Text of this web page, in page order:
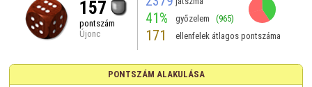
157
pontszám
Újonc
41% győzelem (965)
171 ellenfelek átlagos pontszáma
PONTSZÁM ALAKULÁSA